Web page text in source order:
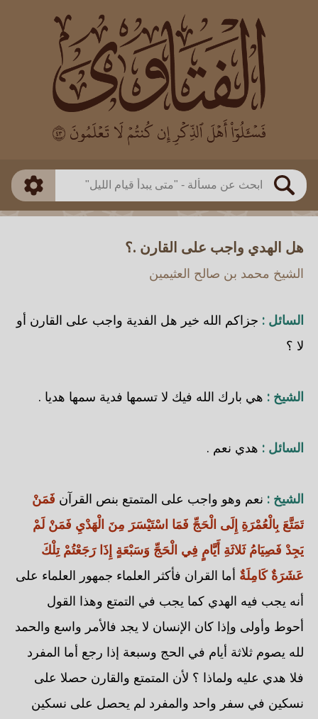
بحث
العالم
بن باز
بن العثيمين
اللجنة الدائمة
طريقة البحث
ذكي
هل الهدي واجب على القارن .؟
الشيخ محمد بن صالح العثيمين
السائل : جزاكم الله خير هل الفدية واجب على القارن أو
لا ؟
الشيخ : هي بارك الله فيك لا تسمها فدية سمها هديا .
السائل : هدي نعم .
الشيخ : نعم وهو واجب على المتمتع بنص القرآن فَمَنْ
تَمَتَّعَ بِالْعُمْرَةِ إِلَى الْحَجِّ فَمَا اسْتَيْسَرَ مِنَ الْهَدْيِ فَمَنْ لَمْ
يَجِدْ فَصِيَامُ ثَلاثَةِ أَيَّامٍ فِي الْحَجِّ وَسَبْعَةٍ إِذَا رَجَعْتُمْ تِلْكَ
عَشَرَةٌ كَامِلَةٌ أما القران فأكثر العلماء جمهور العلماء على
أنه يجب فيه الهدي كما يجب في التمتع وهذا القول
أحوط وأولى وإذا كان الإنسان لا يجد فالأمر واسع والحمد
لله يصوم ثلاثة أيام في الحج وسبعة إذا رجع أما المفرد
فلا هدي عليه ولماذا ؟ لأن المتمتع والقارن حصلا على
نسكين في سفر واحد والمفرد لم يحصل على نسكين